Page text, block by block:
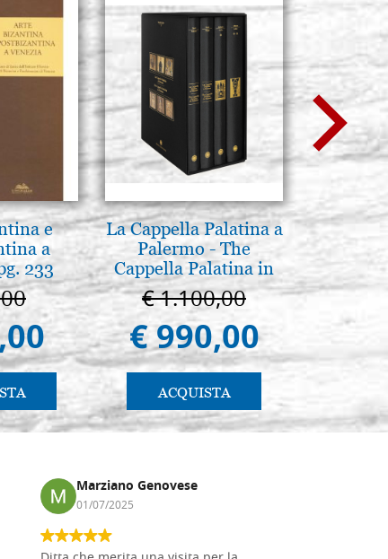
e
a
233
La Cappella Palatina a
Palermo - The
Cappella Palatina in
Palermo
€ 1.100,00
€ 990,00
ACQUISTA
Luce
€
€
Marziano Genovese
01/07/2025